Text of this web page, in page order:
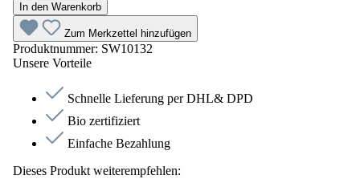
In den Warenkorb
Zum Merkzettel hinzufügen
Produktnummer: SW10132
Unsere Vorteile
Schnelle Lieferung per DHL& DPD
Bio zertifiziert
Einfache Bezahlung
Dieses Produkt weiterempfehlen: